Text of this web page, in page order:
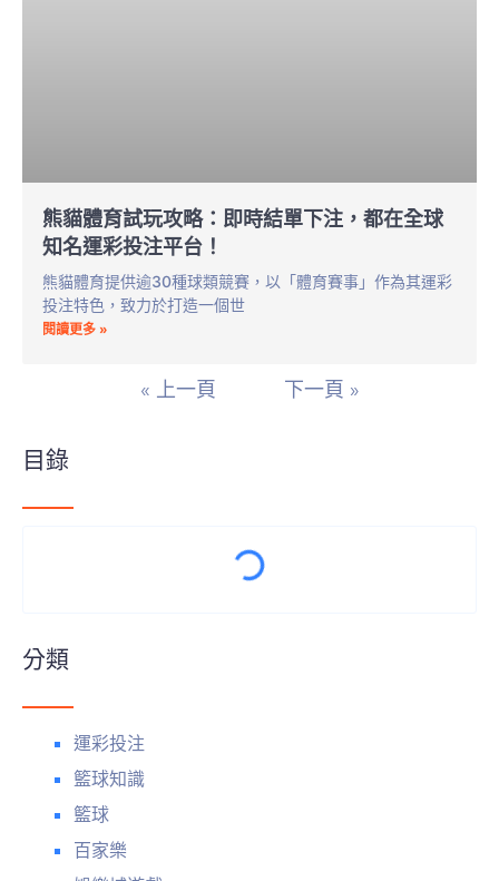
熊貓體育試玩攻略：即時結單下注，都在全球
知名運彩投注平台！
熊貓體育提供逾30種球類競賽，以「體育賽事」作為其運彩
投注特色，致力於打造一個世
閱讀更多 »
« 上一頁 下一頁 »
目錄
分類
運彩投注
籃球知識
籃球
百家樂